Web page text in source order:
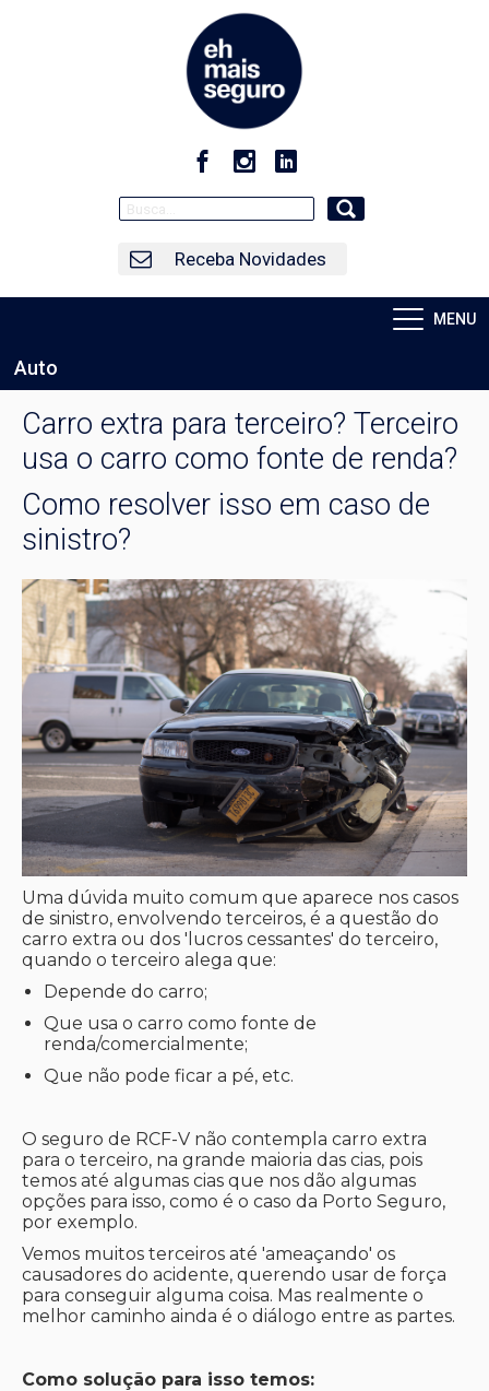
Receba Novidades
MENU
Auto
Carro extra para terceiro? Terceiro
usa o carro como fonte de renda?
Como resolver isso em caso de
sinistro?
Uma dúvida muito comum que aparece nos casos
de sinistro, envolvendo terceiros, é a questão do
carro extra ou dos 'lucros cessantes' do terceiro,
quando o terceiro alega que:
Depende do carro;
Que usa o carro como fonte de
renda/comercialmente;
Que não pode ficar a pé, etc.
O seguro de RCF-V não contempla carro extra
para o terceiro, na grande maioria das cias, pois
temos até algumas cias que nos dão algumas
opções para isso, como é o caso da Porto Seguro,
por exemplo.
Vemos muitos terceiros até 'ameaçando' os
causadores do acidente, querendo usar de força
para conseguir alguma coisa. Mas realmente o
melhor caminho ainda é o diálogo entre as partes.
Como solução para isso temos: